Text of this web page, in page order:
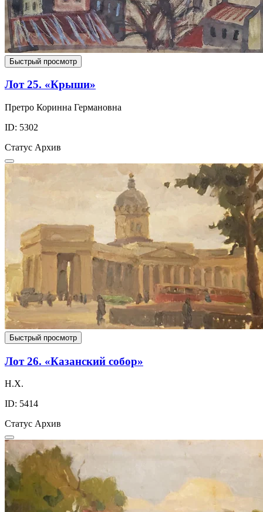
Быстрый просмотр
Лот 25. «Крыши»
Претро Коринна Германовна
ID: 5302
Статус Архив
Быстрый просмотр
Лот 26. «Казанский собор»
Н.Х.
ID: 5414
Статус Архив